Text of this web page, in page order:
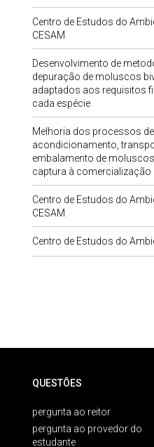
Centro de Estudos do
CESAM
Desenvolvimento de
depuração de moluscos
adaptados aos requisitos
cada espécie
Melhoria dos processos de
acondicionamento,
embalamento de
captura à comercialização
Centro de Estudos do
CESAM
Centro de Estudos do
QUESTÕES
pergunta ao reitor
pergunta ao provedor do
estudante